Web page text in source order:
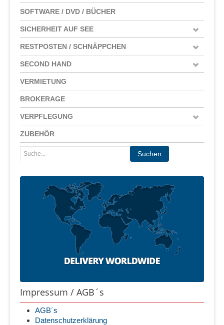
SOFTWARE / DVD / BÜCHER
SICHERHEIT AUF SEE
RESTPOSTEN / SCHNÄPPCHEN
SECOND HAND
VERMIETUNG
BROKERAGE
VERPFLEGUNG
ZUBEHÖR
Impressum / AGB´s
AGB´s
Datenschutzerklärung